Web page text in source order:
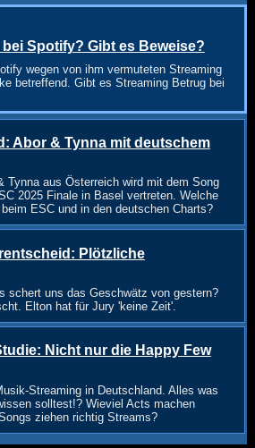
Spotify? Gibt es Beweise?
wegen von ihm vermuteten Streaming
betreffend. Gibt es Streaming Betrug bei
Abor & Tynna mit deutschem
Tynna aus Österreich wird mit dem Song
2025 Finale in Basel vertreten. Welche
ESC und in den deutschen Charts?
Plötzliche
schert uns das Geschwätz von gestern?
Elton hat für Jury 'keine Zeit'.
Nicht nur die Happy Few
Streaming in Deutschland. Alles was
solltest!? Wieviel Acts machen
ziehen richtig Streams?